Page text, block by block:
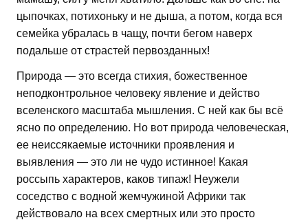
цыпочках, потихоньку и не дыша, а потом, когда вся
семейка убралась в чащу, почти бегом наверх
подальше от страстей первозданных!
Природа — это всегда стихия, божественное
неподконтрольное человеку явление и действо
вселенского масштаба мышления. С ней как бы всё
ясно по определению. Но вот природа человеческая,
ее неиссякаемые источники проявления и
выявления — это ли не чудо истинное! Какая
россыпь характеров, каков типаж! Неужели
соседство с водной жемчужиной Африки так
действовало на всех смертных или это просто